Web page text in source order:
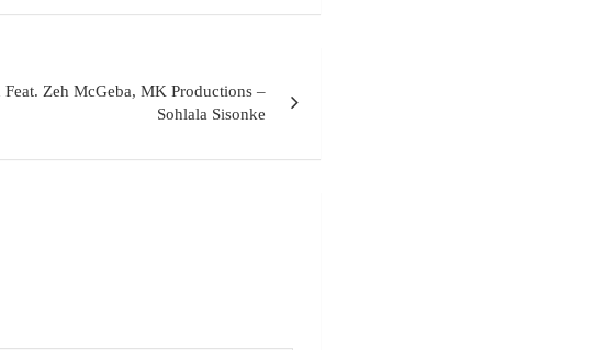
Zeh McGeba, MK Productions –
Sohlala Sisonke